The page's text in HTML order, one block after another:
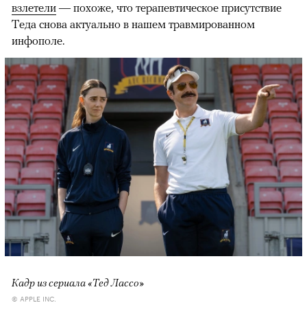
взлетели — похоже, что терапевтическое присутствие
Теда снова актуально в нашем травмированном
инфополе.
Кадр из сериала «Тед Лассо»
© APPLE INC.